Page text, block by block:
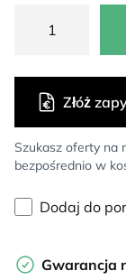
Szukasz oferty na
bezpośrednio w
Złóż
Dodaj do
Gwarancja